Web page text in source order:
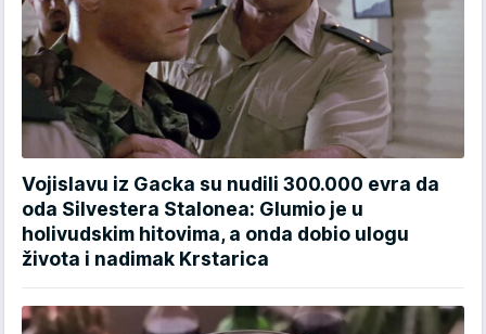
Vojislavu iz Gacka su nudili 300.000 evra da
oda Silvestera Stalonea: Glumio je u
holivudskim hitovima, a onda dobio ulogu
života i nadimak Krstarica